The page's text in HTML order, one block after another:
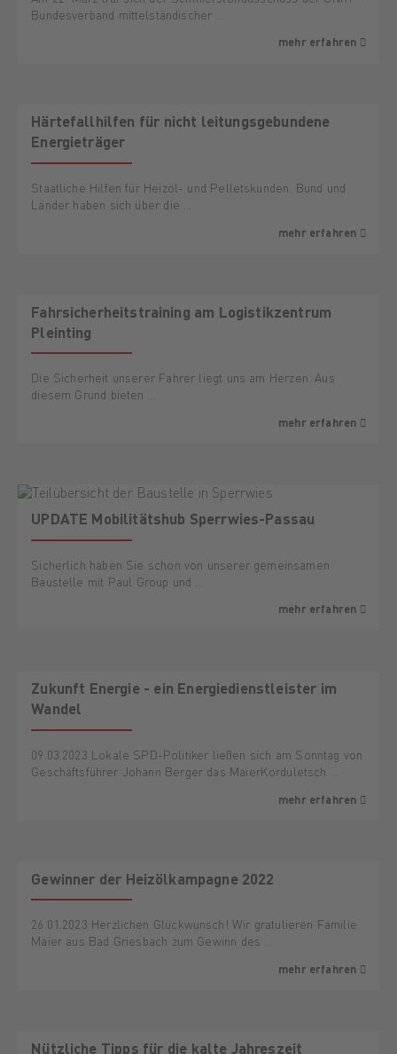
Bundesverband mittelständischer …
mehr erfahren
Härtefallhilfen für nicht leitungsgebundene
Energieträger
Staatliche Hilfen für Heizöl- und Pelletskunden. Bund und
Länder haben sich über die …
mehr erfahren
Fahrsicherheitstraining am Logistikzentrum
Pleinting
Die Sicherheit unserer Fahrer liegt uns am Herzen. Aus
diesem Grund bieten …
mehr erfahren
UPDATE Mobilitätshub Sperrwies-Passau
Sicherlich haben Sie schon von unserer gemeinsamen
Baustelle mit Paul Group und …
mehr erfahren
Zukunft Energie - ein Energiedienstleister im
Wandel
09.03.2023 Lokale SPD-Politiker ließen sich am Sonntag von
Geschäftsführer Johann Berger das MaierKorduletsch …
mehr erfahren
Gewinner der Heizölkampagne 2022
26.01.2023 Herzlichen Glückwunsch! Wir gratulieren Familie
Maier aus Bad Griesbach zum Gewinn des …
mehr erfahren
Nützliche Tipps für die kalte Jahreszeit